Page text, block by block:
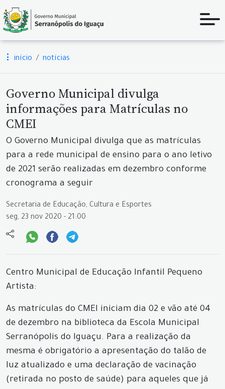
início notícias
Governo Municipal divulga
informações para Matrículas no
CMEI
O Governo Municipal divulga que as matrículas
para a rede municipal de ensino para o ano letivo
de 2021 serão realizadas em dezembro conforme
cronograma a seguir
Secretaria de Educação, Cultura e Esportes
seg, 23 nov 2020 - 21:00
Centro Municipal de Educação Infantil Pequeno
Artista:
As matrículas do CMEI iniciam dia 02 e vão até 04
de dezembro na biblioteca da Escola Municipal
Serranópolis do Iguaçu. Para a realização da
mesma é obrigatório a apresentação do talão de
luz atualizado e uma declaração de vacinação
(retirada no posto de saúde) para aqueles que já